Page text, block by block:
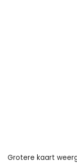
Grotere kaart